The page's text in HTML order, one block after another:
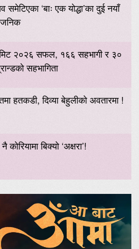
समेटिएका ‘बाः एक योद्धा’का दुई नयाँ
२०२६ सफल, १६६ सहभागी र ३०
सहभागिता
हतकडी, दिव्या बेहुलीको अवतारमा !
बिक्यो ‘अक्षरा’!